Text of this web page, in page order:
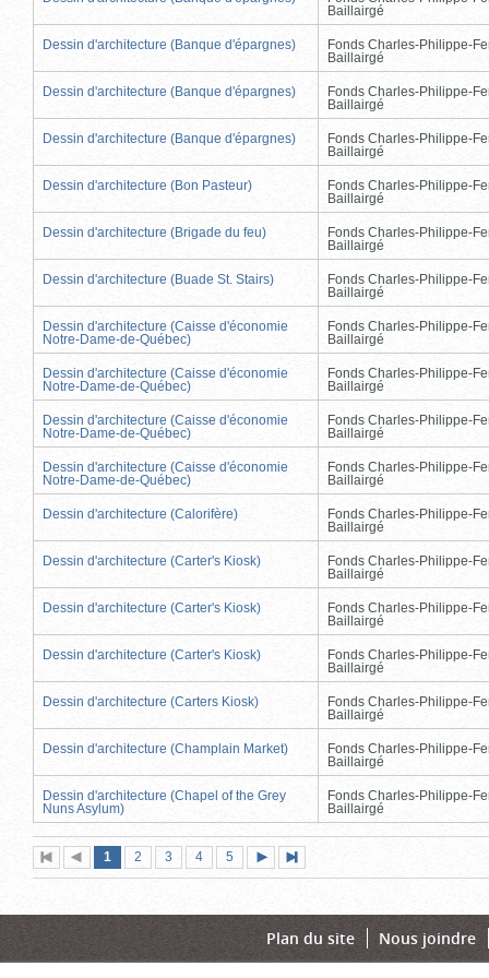
Baillairgé
Dessin d'architecture (Banque d'épargnes)
Fonds Charles-Philippe-
Baillairgé
Dessin d'architecture (Banque d'épargnes)
Fonds Charles-Philippe-
Baillairgé
Dessin d'architecture (Banque d'épargnes)
Fonds Charles-Philippe-
Baillairgé
Dessin d'architecture (Bon Pasteur)
Fonds Charles-Philippe-
Baillairgé
Dessin d'architecture (Brigade du feu)
Fonds Charles-Philippe-
Baillairgé
Dessin d'architecture (Buade St. Stairs)
Fonds Charles-Philippe-
Baillairgé
Dessin d'architecture (Caisse d'économie
Notre-Dame-de-Québec)
Fonds Charles-Philippe-
Baillairgé
Dessin d'architecture (Caisse d'économie
Notre-Dame-de-Québec)
Fonds Charles-Philippe-
Baillairgé
Dessin d'architecture (Caisse d'économie
Notre-Dame-de-Québec)
Fonds Charles-Philippe-
Baillairgé
Dessin d'architecture (Caisse d'économie
Notre-Dame-de-Québec)
Fonds Charles-Philippe-
Baillairgé
Dessin d'architecture (Calorifère)
Fonds Charles-Philippe-
Baillairgé
Dessin d'architecture (Carter's Kiosk)
Fonds Charles-Philippe-
Baillairgé
Dessin d'architecture (Carter's Kiosk)
Fonds Charles-Philippe-
Baillairgé
Dessin d'architecture (Carter's Kiosk)
Fonds Charles-Philippe-
Baillairgé
Dessin d'architecture (Carters Kiosk)
Fonds Charles-Philippe-
Baillairgé
Dessin d'architecture (Champlain Market)
Fonds Charles-Philippe-
Baillairgé
Dessin d'architecture (Chapel of the Grey
Nuns Asylum)
Fonds Charles-Philippe-
Baillairgé
Première
page
Page
précédente
Page
1 (page
actuelle)
Page
2 Page
3 Page
4 Page
5
suivante
page
Plan du site Nous joindre